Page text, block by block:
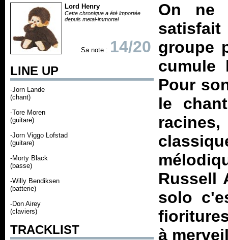
Lord Henry
Cette chronique a été importée
depuis metal-immortel
Sa note : 14/20
LINE UP
-Jorn Lande
(chant)
-Tore Moren
(guitare)
-Jorn Viggo Lofstad
(guitare)
-Morty Black
(basse)
-Willy Bendiksen
(batterie)
-Don Airey
(claviers)
TRACKLIST
On ne
groupe
cumule
Pour
le
Russell
solo
à